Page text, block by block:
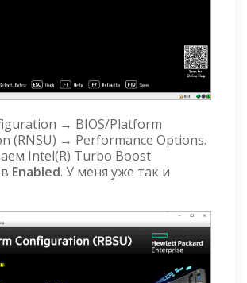
→ BIOS/Platform
(RNSU) → Performance Options.
Intel(R) Turbo Boost
Enabled. У меня уже так и